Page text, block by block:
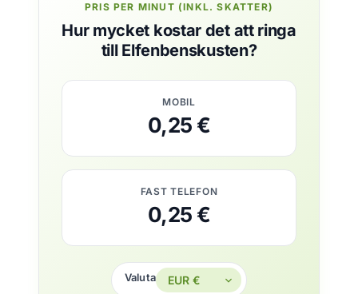
PRIS PER MINUT (INKL. SKATTER)
Hur mycket kostar det att ringa
till Elfenbenskusten?
MOBIL
0,25 €
FAST TELEFON
0,25 €
Valuta